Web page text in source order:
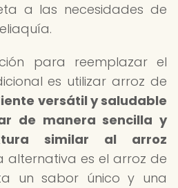
a las necesidades de
para reemplazar el
es utilizar arroz de
versátil y saludable
de manera sencilla y
similar al arroz
alternativa es el arroz de
un sabor único y una